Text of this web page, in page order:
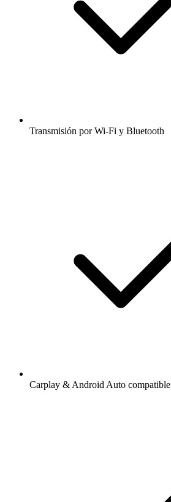
Transmisión por Wi-Fi y Bluetooth
Carplay & Android Auto compatible